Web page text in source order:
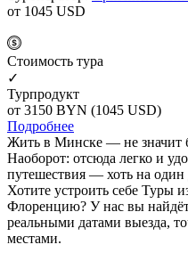
от 1045 USD
Cтоимость тура
✓
Турпродукт
от 3150 BYN (1045 USD)
Подробнее
Жить в Минске — не значит
Наоборот: отсюда легко и
путешествия — хоть на
Хотите устроить себе
Флоренцию? У нас вы
реальными датами выезда,
местами.